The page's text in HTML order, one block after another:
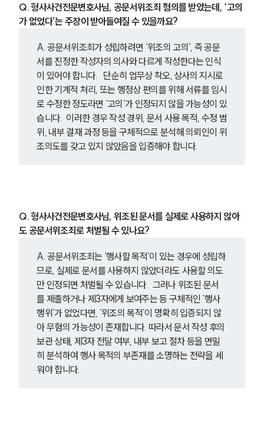
Q. 형사사건전문변호사님, 공문서위조죄 혐의를 받았는데, ‘고의
가 없었다’는 주장이 받아들여질 수 있을까요?
A. 공문서위조죄가 성립하려면 ‘위조의 고의’, 즉 공문
서를 진정한 작성자의 의사와 다르게 작성한다는 인식
이 있어야 합니다.   단순히 업무상 착오, 상사의 지시로
인한 기계적 처리, 또는 행정상 편의를 위해 서류를 임시
로 수정한 정도라면 ‘고의’가 인정되지 않을 가능성이 있
습니다.  이러한 경우 작성 경위, 문서 사용 목적, 수정 범
위, 내부 결재 과정 등을 구체적으로 분석해 의뢰인이 위
조의도를 갖고 있지 않았음을 입증해야 합니다.
Q. 형사사건전문변호사님, 위조된 문서를 실제로 사용하지 않아
도 공문서위조죄로 처벌될 수 있나요?
A. 공문서위조죄는 ‘행사할 목적’이 있는 경우에 성립하
므로, 실제로 문서를 사용하지 않았더라도 사용할 의도
만 인정되면 처벌될 수 있습니다.  그러나 위조된 문서
를 제출하거나 제3자에게 보여주는 등 구체적인 ‘행사
행위’가 없었다면, ‘위조의 목적’이 명확히 입증되지 않
아 무혐의 가능성이 존재합니다. 따라서 문서 작성 후의
보관 상태, 제3자 전달 여부, 내부 보고 절차 등을 면밀
히 분석하여 행사 목적의 부존재를 소명하는 전략을 세
워야 합니다.